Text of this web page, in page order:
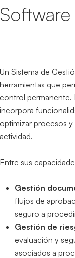
Un Sistema de
herramientas que
control permanente.
incorpora
optimizar procesos y
actividad.
Entre sus
Gestión
flujos de
seguro a
Gestión de
evaluación y
asociados a